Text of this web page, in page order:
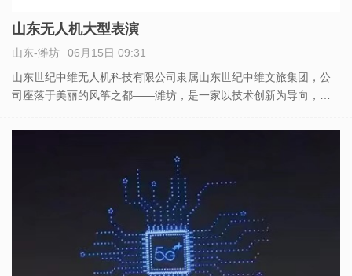
山东无人机大型表演
山东-潍坊
06月15日 09:31
山东世纪中维无人机科技有限公司隶属山东世纪中维文旅集团，公
司座落于美丽的风筝之都——潍坊，是一家以技术创新为导向，拥
无人机检测、无人机编队、无人机技术培训和无人机方案策划及技